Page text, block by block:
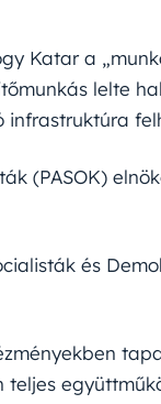
Katar a
lelte
(PASOK)
és